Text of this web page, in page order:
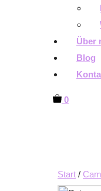
Über
Blog
0
Start /